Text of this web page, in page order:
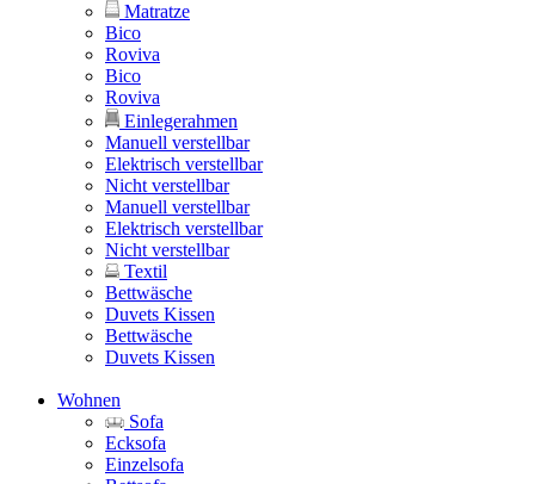
Matratze
Bico
Roviva
Bico
Roviva
Einlegerahmen
Manuell verstellbar
Elektrisch verstellbar
Nicht verstellbar
Manuell verstellbar
Elektrisch verstellbar
Nicht verstellbar
Textil
Bettwäsche
Duvets Kissen
Bettwäsche
Duvets Kissen
Wohnen
Sofa
Ecksofa
Einzelsofa